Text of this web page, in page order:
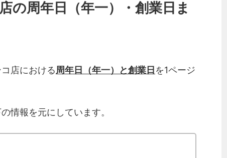
の周年日（年一）・創業日ま
店における周年日（年一）と創業日 を1ページ
情報を元にしています。